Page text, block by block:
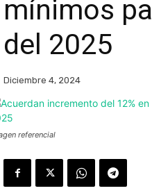
mínimos
del 2025
Diciembre 4, 2024
referencial